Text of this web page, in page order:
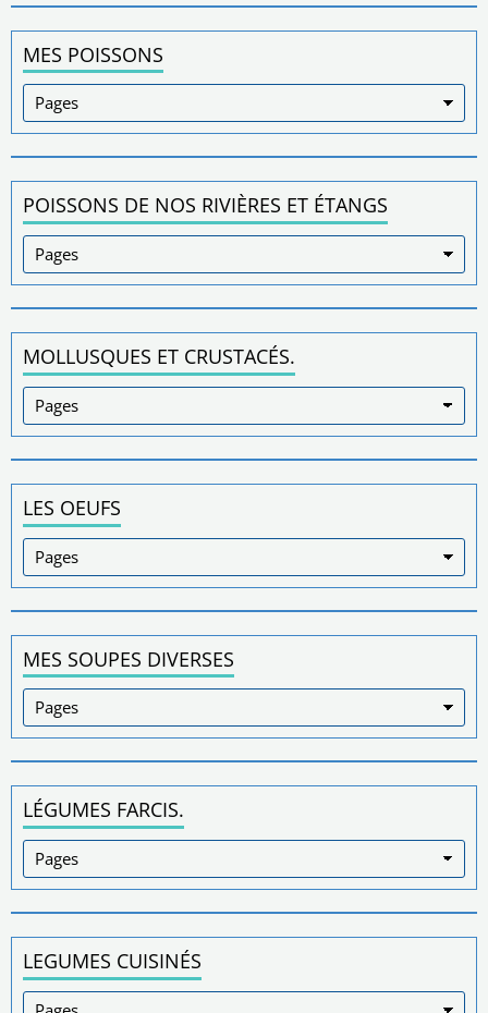
MES POISSONS
POISSONS DE NOS RIVIÈRES ET ÉTANGS
MOLLUSQUES ET CRUSTACÉS.
LES OEUFS
MES SOUPES DIVERSES
LÉGUMES FARCIS.
LEGUMES CUISINÉS